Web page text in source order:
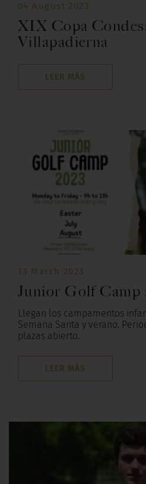
04 August 2023
XIX Copa
Villapadierna
LEER MÁS
13 March 2023
Junior Golf Camp
Llegan los campamentos
Semana Santa y verano.
plazas abierto.
LEER MÁS